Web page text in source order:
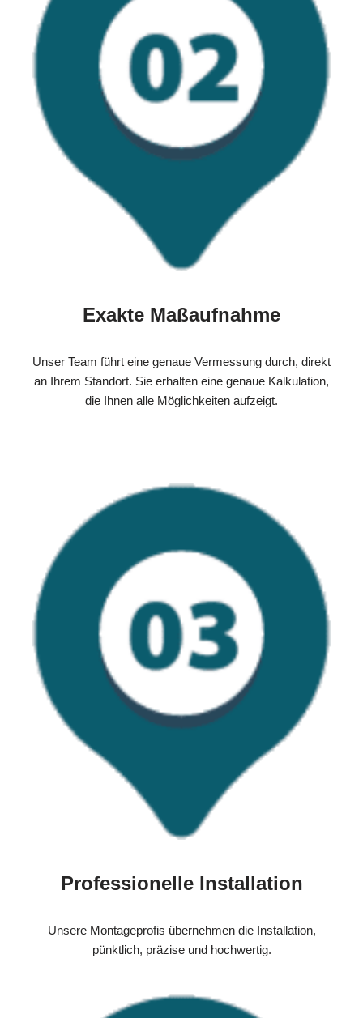
Exakte Maßaufnahme
Unser Team führt eine genaue Vermessung durch, direkt
an Ihrem Standort. Sie erhalten eine genaue Kalkulation,
die Ihnen alle Möglichkeiten aufzeigt.
Professionelle Installation
Unsere Montageprofis übernehmen die Installation,
pünktlich, präzise und hochwertig.